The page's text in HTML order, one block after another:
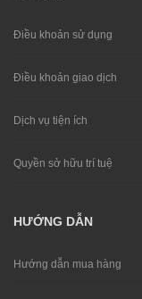
Điều khoản sử dụng
Điều khoản giao dịch
Dịch vụ tiện ích
Quyền sở hữu trí tuệ
HƯỚNG DẪN
Hướng dẫn mua hàng